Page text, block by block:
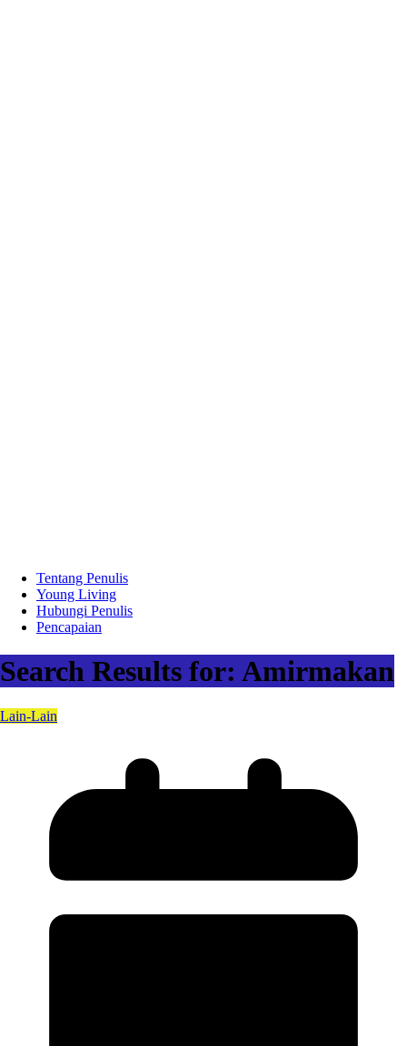
Tentang Penulis
Young Living
Hubungi Penulis
Pencapaian
Search Results for: Amirmakan
Lain-Lain